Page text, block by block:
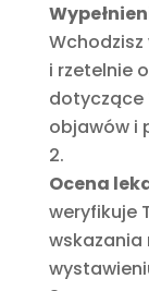
i rzetelnie
dotyczące
objawów i
Ocena
weryfikuje
wskazania